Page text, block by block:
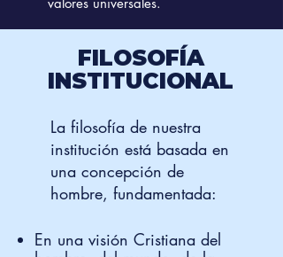
FILOSOFÍA
INSTITUCIONAL
La filosofía de nuestra
institución está basada en
una concepción de
hombre, fundamentada:
En una visión Cristiana del